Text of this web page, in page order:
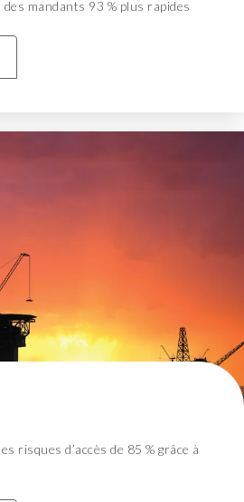
mandants 93 % plus rapides
risques d’accès de 85 % grâce à